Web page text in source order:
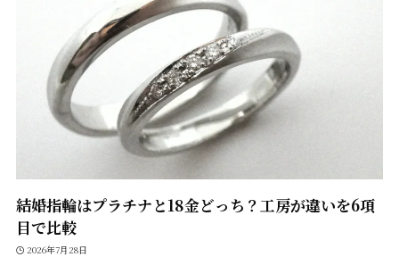
結婚指輪はプラチナと18金どっち？工房が違いを6項
目で比較
2026年7月28日